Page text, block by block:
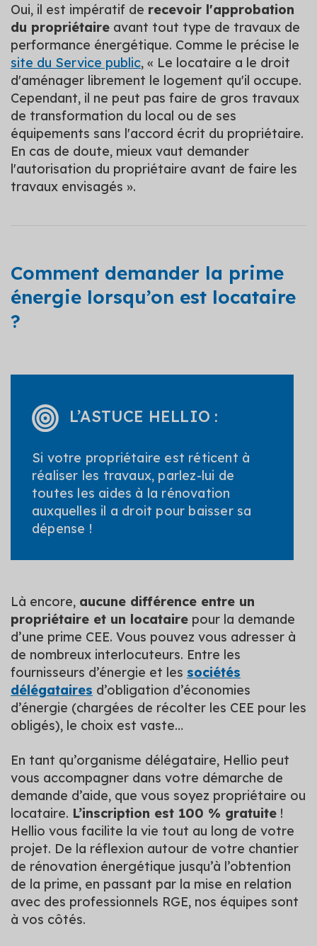
Oui, il est impératif de recevoir l'approbation
du propriétaire avant tout type de travaux de
performance énergétique. Comme le précise le
site du Service public, « Le locataire a le droit
d'aménager librement le logement qu'il occupe.
Cependant, il ne peut pas faire de gros travaux
de transformation du local ou de ses
équipements sans l'accord écrit du propriétaire.
En cas de doute, mieux vaut demander
l'autorisation du propriétaire avant de faire les
travaux envisagés ».
Comment demander la prime
énergie lorsqu’on est locataire
?
L’ASTUCE HELLIO :
Si votre propriétaire est réticent à
réaliser les travaux, parlez-lui de
toutes les aides à la rénovation
auxquelles il a droit pour baisser sa
dépense !
Là encore, aucune différence entre un
propriétaire et un locataire pour la demande
d’une prime CEE. Vous pouvez vous adresser à
de nombreux interlocuteurs. Entre les
fournisseurs d’énergie et les sociétés
délégataires d’obligation d’économies
d’énergie (chargées de récolter les CEE pour les
obligés), le choix est vaste…
En tant qu’organisme délégataire, Hellio peut
vous accompagner dans votre démarche de
demande d’aide, que vous soyez propriétaire ou
locataire. L’inscription est 100 % gratuite !
Hellio vous facilite la vie tout au long de votre
projet. De la réflexion autour de votre chantier
de rénovation énergétique jusqu’à l’obtention
de la prime, en passant par la mise en relation
avec des professionnels RGE, nos équipes sont
à vos côtés.